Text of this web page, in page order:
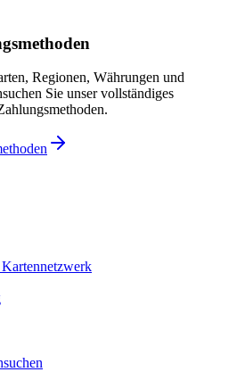
Regionen, Währungen und
Sie unser vollständiges